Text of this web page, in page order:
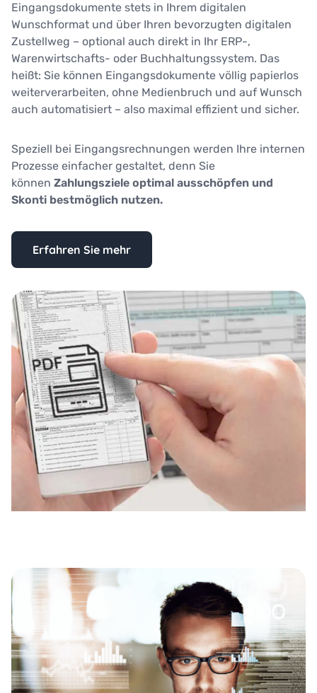
Eingangsdokumente stets in Ihrem digitalen
Wunschformat und über Ihren bevorzugten digitalen
Zustellweg – optional auch direkt in Ihr ERP-,
Warenwirtschafts- oder Buchhaltungssystem. Das
heißt: Sie können Eingangsdokumente völlig papierlos
weiterverarbeiten, ohne Medienbruch und auf Wunsch
auch automatisiert – also maximal effizient und sicher.
Speziell bei Eingangsrechnungen werden Ihre internen
Prozesse einfacher gestaltet, denn Sie
können Zahlungsziele optimal ausschöpfen und
Skonti bestmöglich nutzen.
Erfahren Sie mehr